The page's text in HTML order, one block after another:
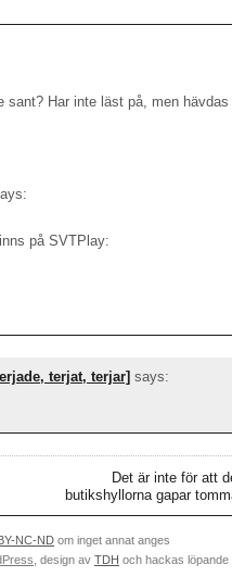
Har inte läst på, men
på SVTPlay:
terjat, terjar] says:
Det är inte för att
butikshyllorna gapar
NC-ND om inget annat anges
, design av TDH och hackas löpande